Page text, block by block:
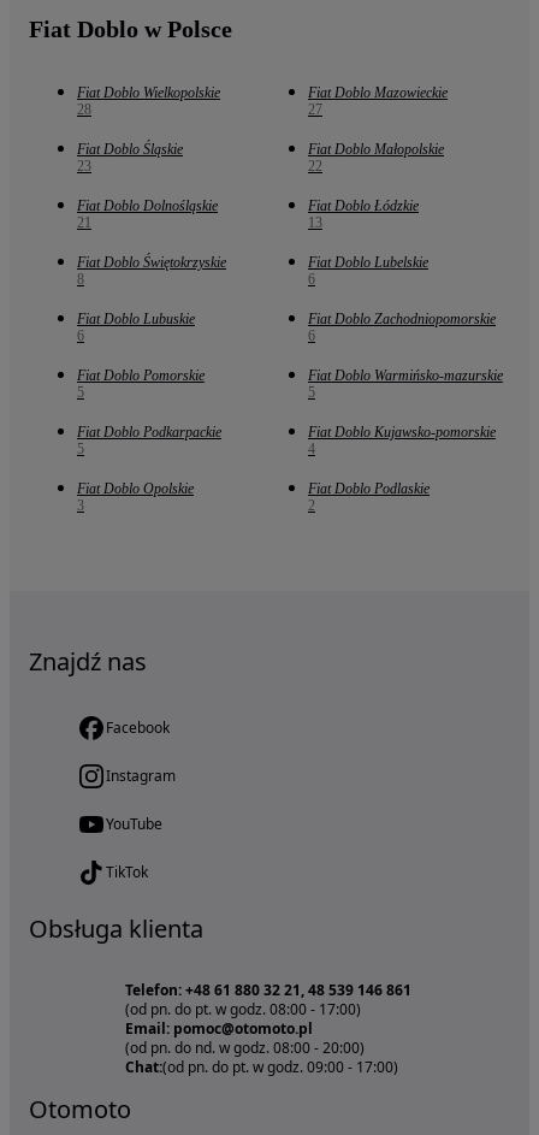
Fiat Doblo w Polsce
Fiat Doblo Wielkopolskie
28
Fiat Doblo Mazowieckie
27
Fiat Doblo Śląskie
23
Fiat Doblo Małopolskie
22
Fiat Doblo Dolnośląskie
21
Fiat Doblo Łódzkie
13
Fiat Doblo Świętokrzyskie
8
Fiat Doblo Lubelskie
6
Fiat Doblo Lubuskie
6
Fiat Doblo Zachodniopomorskie
6
Fiat Doblo Pomorskie
5
Fiat Doblo Warmińsko-mazurskie
5
Fiat Doblo Podkarpackie
5
Fiat Doblo Kujawsko-pomorskie
4
Fiat Doblo Opolskie
3
Fiat Doblo Podlaskie
2
Znajdź nas
Facebook
Instagram
YouTube
TikTok
Obsługa klienta
Telefon: +48 61 880 32 21, 48 539 146 861
(od pn. do pt. w godz. 08:00 - 17:00)
Email: pomoc@otomoto.pl
(od pn. do nd. w godz. 08:00 - 20:00)
Chat:(od pn. do pt. w godz. 09:00 - 17:00)
Otomoto